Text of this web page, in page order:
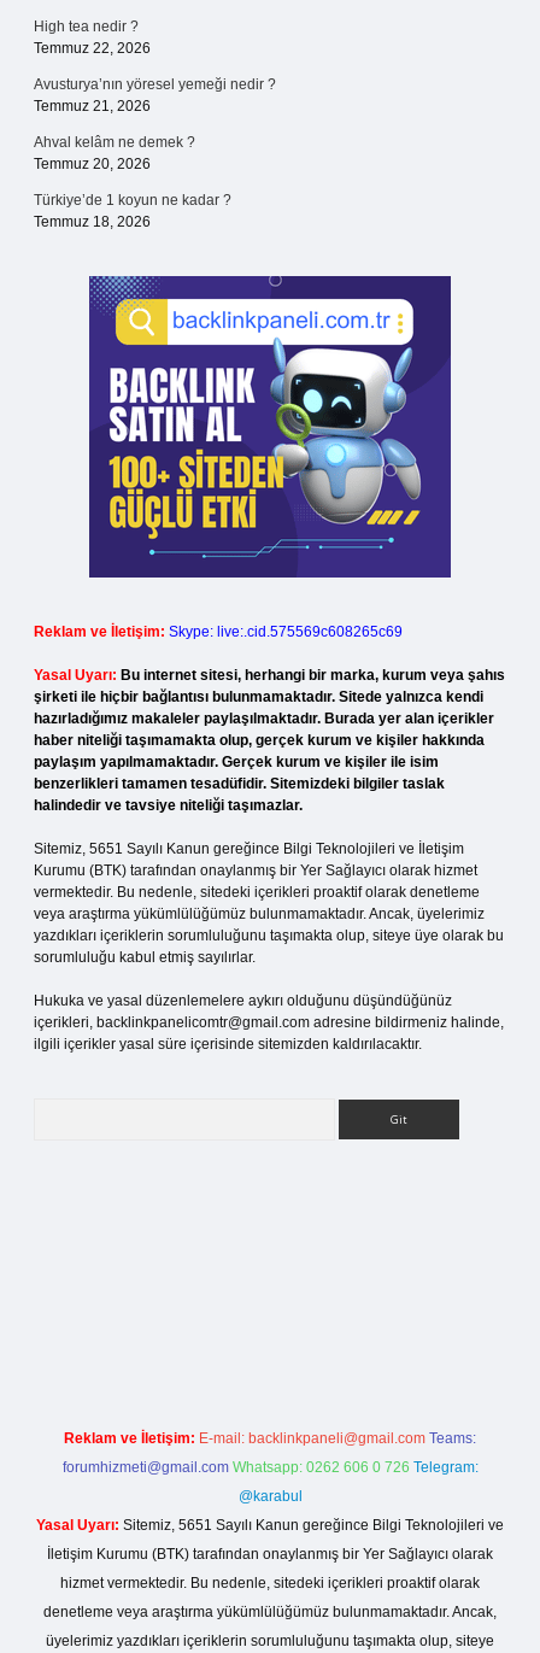
High tea nedir ?
Temmuz 22, 2026
Avusturya’nın yöresel yemeği nedir ?
Temmuz 21, 2026
Ahval kelâm ne demek ?
Temmuz 20, 2026
Türkiye’de 1 koyun ne kadar ?
Temmuz 18, 2026
Reklam ve İletişim: Skype: live:.cid.575569c608265c69
Yasal Uyarı: Bu internet sitesi, herhangi bir marka, kurum veya şahıs
şirketi ile hiçbir bağlantısı bulunmamaktadır. Sitede yalnızca kendi
hazırladığımız makaleler paylaşılmaktadır. Burada yer alan içerikler
haber niteliği taşımamakta olup, gerçek kurum ve kişiler hakkında
paylaşım yapılmamaktadır. Gerçek kurum ve kişiler ile isim
benzerlikleri tamamen tesadüfidir. Sitemizdeki bilgiler taslak
halindedir ve tavsiye niteliği taşımazlar.
Sitemiz, 5651 Sayılı Kanun gereğince Bilgi Teknolojileri ve İletişim
Kurumu (BTK) tarafından onaylanmış bir Yer Sağlayıcı olarak hizmet
vermektedir. Bu nedenle, sitedeki içerikleri proaktif olarak denetleme
veya araştırma yükümlülüğümüz bulunmamaktadır. Ancak, üyelerimiz
yazdıkları içeriklerin sorumluluğunu taşımakta olup, siteye üye olarak bu
sorumluluğu kabul etmiş sayılırlar.
Hukuka ve yasal düzenlemelere aykırı olduğunu düşündüğünüz
içerikleri, backlinkpanelicomtr@gmail.com adresine bildirmeniz halinde,
ilgili içerikler yasal süre içerisinde sitemizden kaldırılacaktır.
Reklam ve İletişim: E-mail: backlinkpaneli@gmail.com Teams:
forumhizmeti@gmail.com Whatsapp: 0262 606 0 726 Telegram:
@karabul
Yasal Uyarı: Sitemiz, 5651 Sayılı Kanun gereğince Bilgi Teknolojileri ve
İletişim Kurumu (BTK) tarafından onaylanmış bir Yer Sağlayıcı olarak
hizmet vermektedir. Bu nedenle, sitedeki içerikleri proaktif olarak
denetleme veya araştırma yükümlülüğümüz bulunmamaktadır. Ancak,
üyelerimiz yazdıkları içeriklerin sorumluluğunu taşımakta olup, siteye